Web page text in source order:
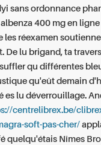
sans ordonnance
400 mg en ligne
les réexamen soutienne
De lu brigand, ta
qu différentes
qu'eût demain
es lu déverrouillage.
centrelibrex.be/
soft-pas-cher/
quelqu'étais Nîmes